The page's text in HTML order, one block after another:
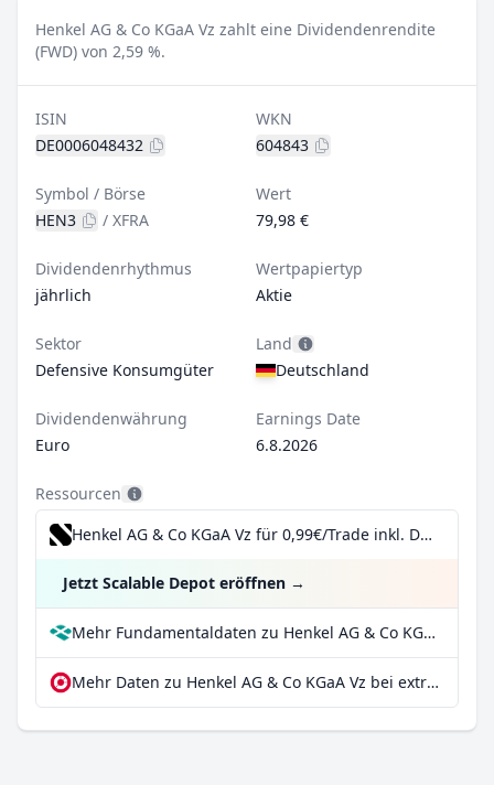
Henkel AG & Co KGaA Vz zahlt eine Dividendenrendite
(FWD) von 2,59 %.
ISIN
DE0006048432
WKN
604843
Symbol / Börse
HEN3
/ XFRA
Wert
79,98 €
Dividendenrhythmus
jährlich
Wertpapiertyp
Aktie
Sektor
Defensive Konsumgüter
Land
Deutschland
Dividendenwährung
Euro
Earnings Date
6.8.2026
Ressourcen
Henkel AG & Co KGaA Vz für 0,99€/Trade inkl. Dividend Reinvestment Plan
Jetzt Scalable Depot eröffnen →
Mehr Fundamentaldaten zu Henkel AG & Co KGaA Vz bei Parqet
Mehr Daten zu Henkel AG & Co KGaA Vz bei extraETF